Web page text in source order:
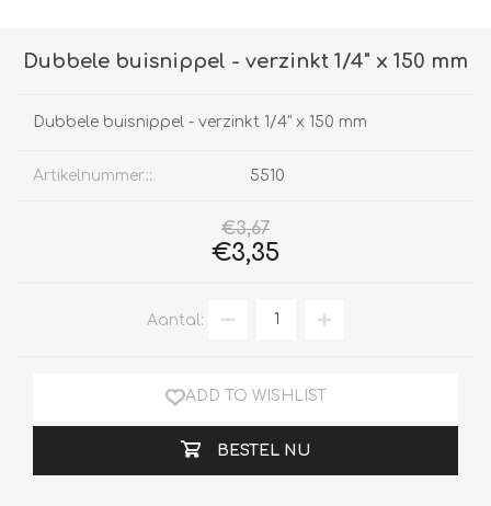
Dubbele buisnippel - verzinkt 1/4" x 150 mm
Dubbele buisnippel - verzinkt 1/4" x 150 mm
Artikelnummer:: 5510
€3,67
€3,35
Aantal:
ADD TO WISHLIST
BESTEL NU